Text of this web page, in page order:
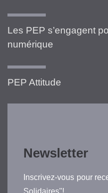
Les PEP s’engagent
numérique
PEP Attitude
Newsletter
Inscrivez-vous pour